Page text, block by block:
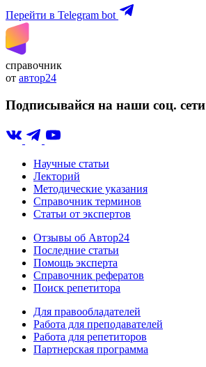
Перейти в Telegram bot
справочник
от автор24
Подписывайся на наши соц. сети
Научные статьи
Лекторий
Методические указания
Справочник терминов
Статьи от экспертов
Отзывы об Автор24
Последние статьи
Помощь эксперта
Справочник рефератов
Поиск репетитора
Для правообладателей
Работа для преподавателей
Работа для репетиторов
Партнерская программа